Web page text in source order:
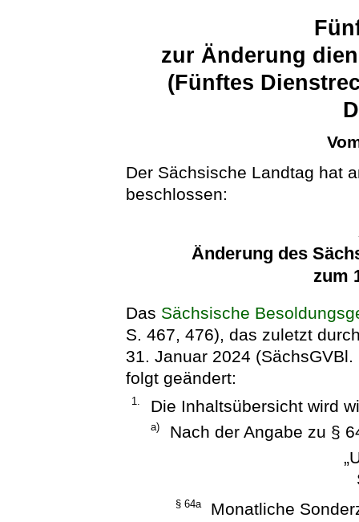
zur Änderung
(Fünftes
Der Sächsische Landtag hat
beschlossen:
Änderung des
zum
Das Sächsische
S. 467, 476), das zuletzt
31. Januar 2024
folgt geändert:
1. Die Inhaltsübersicht wird
a)
Nach der Angabe zu §
§ 64a Monatliche